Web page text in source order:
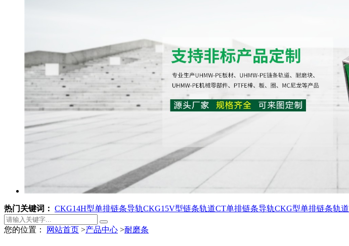
热门关键词： CKG14H型单排链条导轨CKG15V型链条轨道CT单排链条导轨CKG型单排链条轨道
您的位置： 网站首页 >产品中心 >耐磨条